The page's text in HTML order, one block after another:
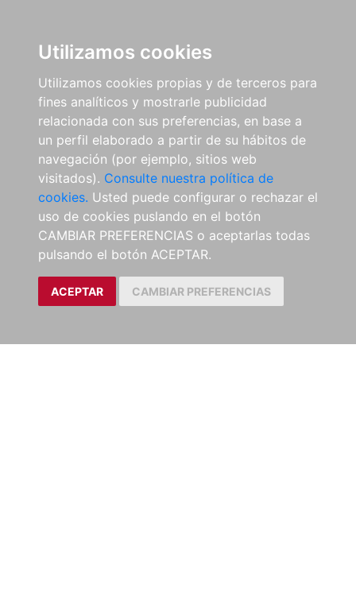
Utilizamos cookies
Utilizamos cookies propias y de terceros para
fines analíticos y mostrarle publicidad
relacionada con sus preferencias, en base a
un perfil elaborado a partir de su hábitos de
navegación (por ejemplo, sitios web
visitados). Consulte nuestra política de
cookies. Usted puede configurar o rechazar el
uso de cookies puslando en el botón
CAMBIAR PREFERENCIAS o aceptarlas todas
pulsando el botón ACEPTAR.
ACEPTAR CAMBIAR PREFERENCIAS